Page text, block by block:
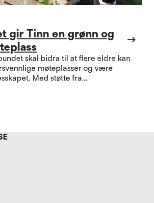
gir Tinn en grønn og
skal bidra til at flere eldre kan
møteplasser og være
Med støtte fra